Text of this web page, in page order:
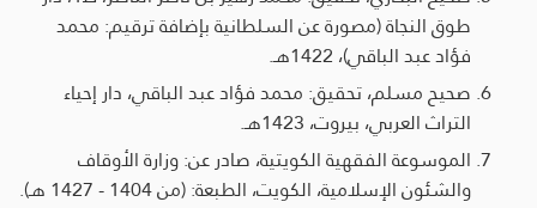
طوق النجاة (مصورة عن السلطانية بإضافة ترقيم: محمد
فؤاد عبد الباقي)، 1422هـ.
صحيح مسلم، تحقيق: محمد فؤاد عبد الباقي، دار إحياء
التراث العربي، بيروت، 1423هـ.
الموسوعة الفقهية الكويتية، صادر عن: وزارة الأوقاف
والشئون الإسلامية، الكويت، الطبعة: (من 1404 - 1427 هـ).